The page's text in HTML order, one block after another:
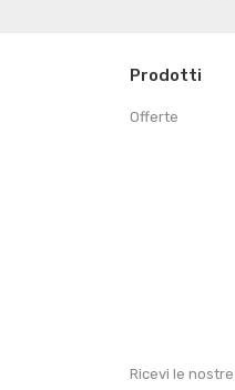
Prodotti
Offerte
Ricevi le